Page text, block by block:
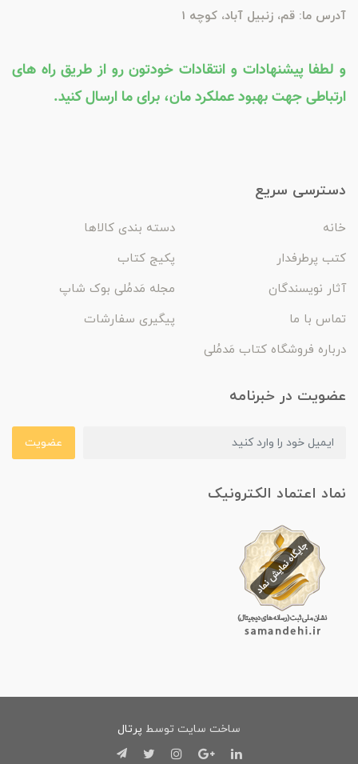
آدرس ما: قم، زنبیل آباد، کوچه 1
و لطفا پیشنهادات و انتقادات خودتون رو از طریق راه های
ارتباطی جهت بهبود عملکرد مان، برای ما ارسال کنید.
دسترسی سریع
خانه
دسته بندی کالاها
کتب پرطرفدار
پکیج کتاب
آثار نویسندگان
مجله مَدمُلی بوک شاپ
تماس با ما
پیگیری سفارشات
درباره فروشگاه کتاب مَدمُلی
عضویت در خبرنامه
عضویت
نماد اعتماد الکترونیک
ساخت سایت توسط پرتال